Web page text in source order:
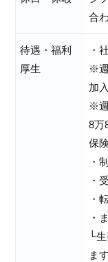
合
待遇・福利
厚生
・
※
加入
※
8万
保
・
・
・
・
└
ま